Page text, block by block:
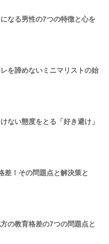
なる男性の7つの特徴と心を
を諦めないミニマリストの始
ない態度をとる「好き避け」
差！その問題点と解決策と
の教育格差の7つの問題点と